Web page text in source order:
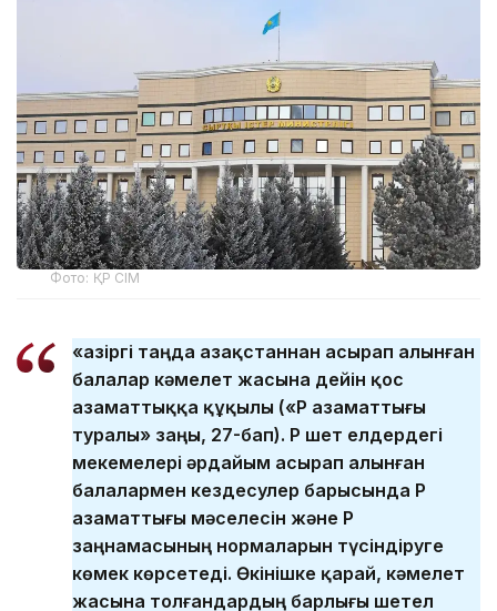
Фото: ҚР СІМ
«Қазіргі таңда Қазақстаннан асырап алынған
балалар кәмелет жасына дейін қос
азаматтыққа құқылы («ҚР азаматтығы
туралы» заңы, 27-бап). ҚР шет елдердегі
мекемелері әрдайым асырап алынған
балалармен кездесулер барысында ҚР
азаматтығы мәселесін және ҚР
заңнамасының нормаларын түсіндіруге
көмек көрсетеді. Өкінішке қарай, кәмелет
жасына толғандардың барлығы шетел